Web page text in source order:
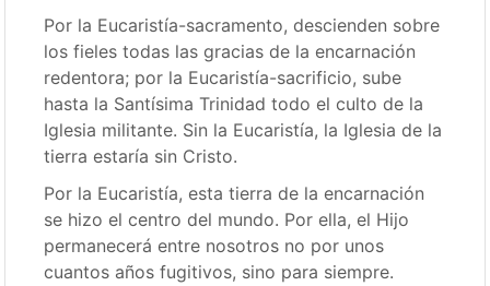
Por la Eucaristía-sacramento, descienden sobre
los fieles todas las gracias de la encarnación
redentora; por la Eucaristía-sacrificio, sube
hasta la Santísima Trinidad todo el culto de la
Iglesia militante. Sin la Eucaristía, la Iglesia de la
tierra estaría sin Cristo.
Por la Eucaristía, esta tierra de la encarnación
se hizo el centro del mundo. Por ella, el Hijo
permanecerá entre nosotros no por unos
cuantos años fugitivos, sino para siempre.